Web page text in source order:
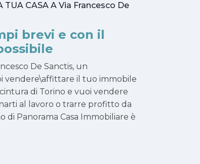
TUA CASA A Via Francesco De
brevi e con il
De Sanctis, un
vendere\affittare il tuo immobile
di Torino e vuoi vendere
al lavoro o trarre profitto da
di Panorama Casa Immobiliare è